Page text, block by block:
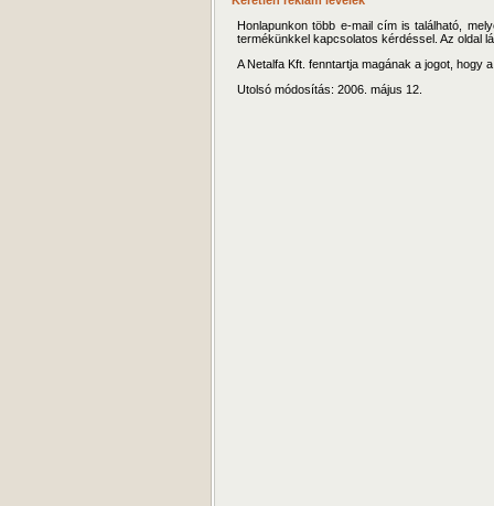
Honlapunkon több e-mail cím is található,
termékünkkel kapcsolatos kérdéssel. Az oldal
A Netalfa Kft. fenntartja magának a jogot, hogy
Utolsó módosítás: 2006. május 12.